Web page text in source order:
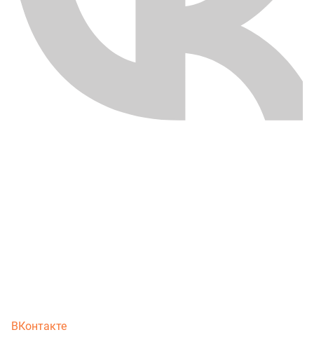
ВКонтакте